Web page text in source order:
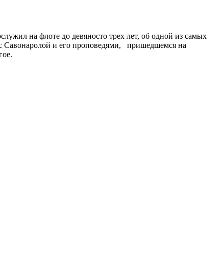
на флоте до девяносто трех лет, об одной из самых
Савонаролой и его проповедями, пришедшемся на